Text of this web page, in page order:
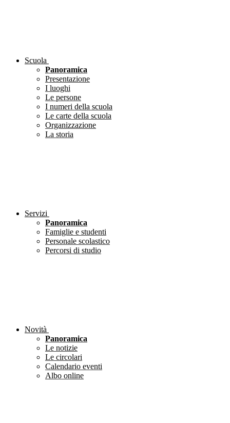
Scuola
Panoramica
Presentazione
I luoghi
Le persone
I numeri della scuola
Le carte della scuola
Organizzazione
La storia
Servizi
Panoramica
Famiglie e studenti
Personale scolastico
Percorsi di studio
Novità
Panoramica
Le notizie
Le circolari
Calendario eventi
Albo online